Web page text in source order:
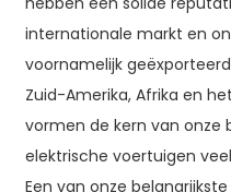
internationale markt en
voornamelijk
Zuid-Amerika, Afrika en
vormen de kern van onze
elektrische voertuigen
Een van onze